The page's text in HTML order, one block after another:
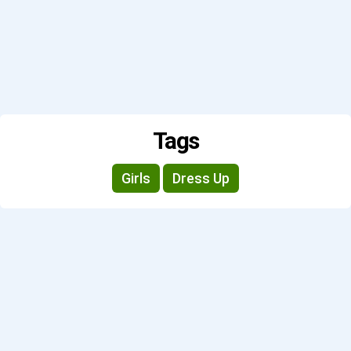
Tags
Girls Dress Up